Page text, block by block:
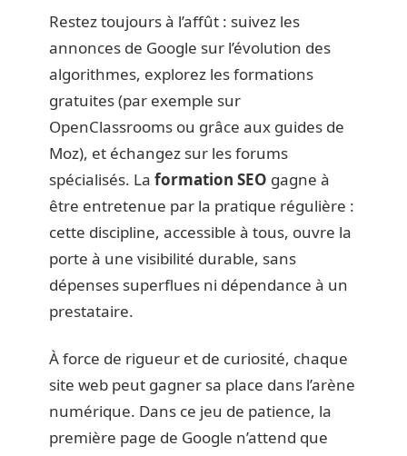
Restez toujours à l’affût : suivez les
annonces de Google sur l’évolution des
algorithmes, explorez les formations
gratuites (par exemple sur
OpenClassrooms ou grâce aux guides de
Moz), et échangez sur les forums
spécialisés. La formation SEO gagne à
être entretenue par la pratique régulière :
cette discipline, accessible à tous, ouvre la
porte à une visibilité durable, sans
dépenses superflues ni dépendance à un
prestataire.
À force de rigueur et de curiosité, chaque
site web peut gagner sa place dans l’arène
numérique. Dans ce jeu de patience, la
première page de Google n’attend que